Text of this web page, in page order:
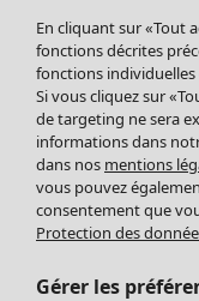
Leggings et collants
Accessoires
Chaussures
Vêtements de bain
Basics
Soldes Mobilier
Bonnes affaires déco
Décoration
Textiles
Tapis
Éponge
En cliquant sur «Tout
fonctions décrites
fonctions
Si vous cliquez sur
de targeting ne sera
informations dans
dans nos mentions
vous pouvez
consentement que
Protection des
Gérer les